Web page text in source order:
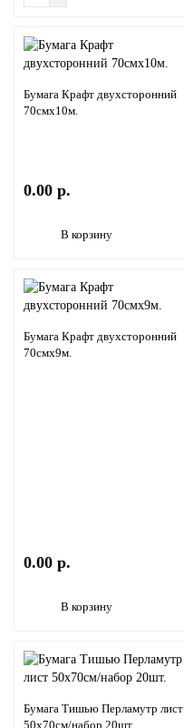
Бумага Крафт двухсторонний
70смх10м.
0.00 р.
В корзину
Бумага Крафт двухсторонний
70смх9м.
0.00 р.
В корзину
Бумага Тишью Перламутр лист
50х70см/набор 20шт.